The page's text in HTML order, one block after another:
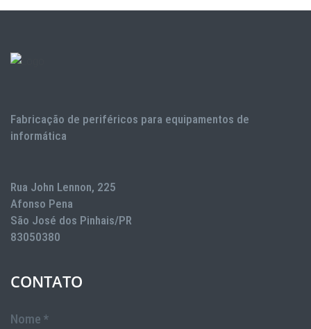
Fabricação de periféricos para equipamentos de
informática
Rua John Lennon, 225
Afonso Pena
São José dos Pinhais/PR
83050380
CONTATO
Nome *